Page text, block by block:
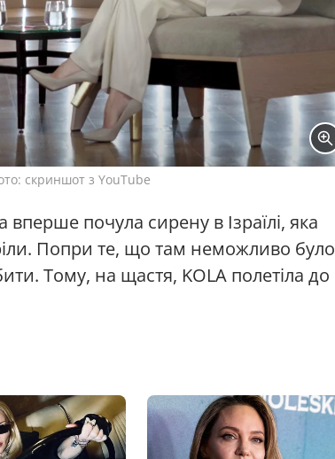
скриншот з YouTube
почула сирену в Ізраїлі, яка
Попри те, що там неможливо було
Тому, на щастя, KOLA полетіла до